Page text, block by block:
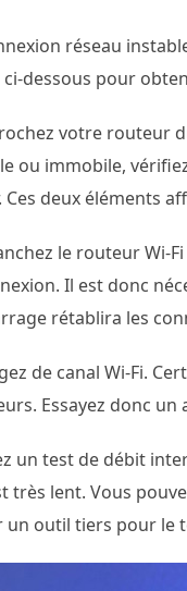
réseau
dessous pour
votre routeur
ou immobile,
Ces deux éléments
le routeur Wi-
Il est donc
rétablira les
de canal Wi-Fi.
Essayez donc
un test de débit
très lent. Vous
un outil tiers pour le